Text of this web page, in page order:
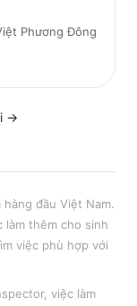
Phương Đông
→
đầu Việt Nam.
làm thêm cho sinh
việc phù hợp với
, việc làm